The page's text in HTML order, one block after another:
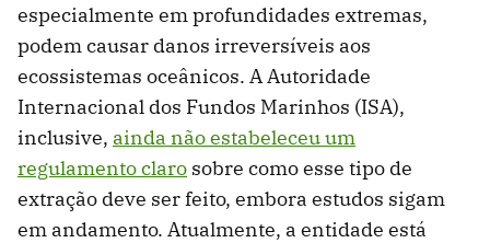
especialmente em profundidades extremas,
podem causar danos irreversíveis aos
ecossistemas oceânicos. A Autoridade
Internacional dos Fundos Marinhos (ISA),
inclusive, ainda não estabeleceu um
regulamento claro sobre como esse tipo de
extração deve ser feito, embora estudos sigam
em andamento. Atualmente, a entidade está